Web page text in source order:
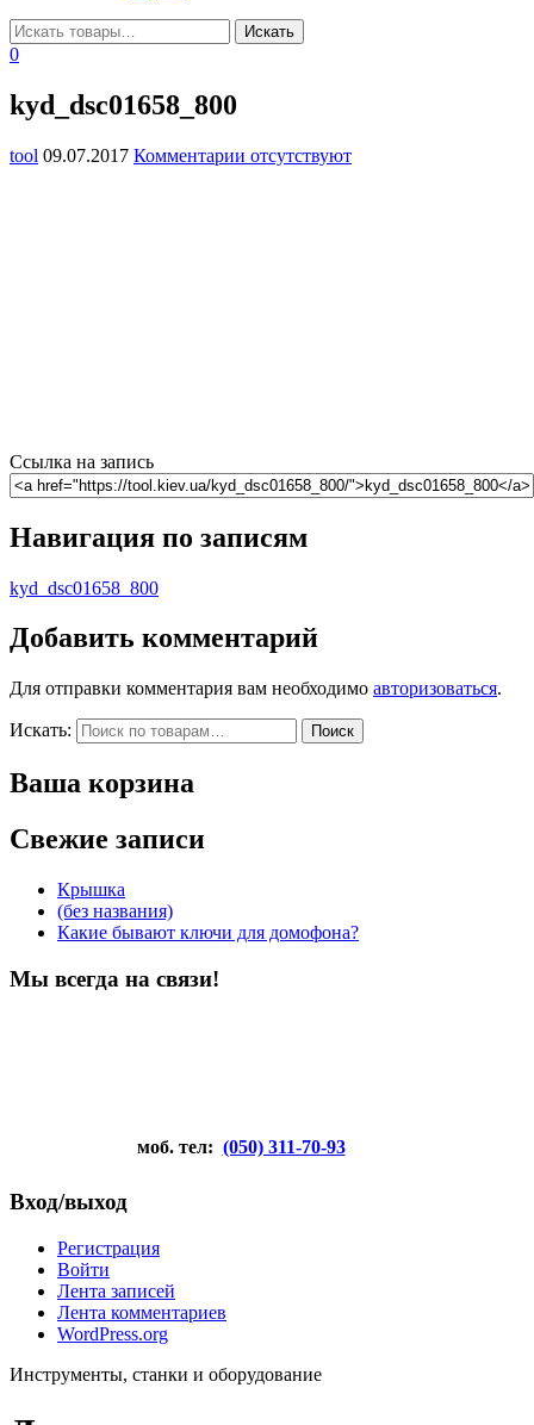
0
kyd_dsc01658_800
tool 09.07.2017 Комментарии отсутствуют
Ссылка на запись
Навигация по записям
kyd_dsc01658_800
Добавить комментарий
Для отправки комментария вам необходимо авторизоваться.
Искать: Поиск
Ваша корзина
Свежие записи
Крышка
(без названия)
Какие бывают ключи для домофона?
Мы всегда на связи!
моб. тел: (050) 311-70-93
Вход/выход
Регистрация
Войти
Лента записей
Лента комментариев
WordPress.org
Инструменты, станки и оборудование